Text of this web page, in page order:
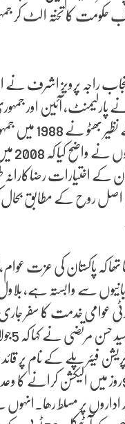
حکومت کا تختہ الٹ کر
راجہ پرویز اشرف نے
پارلیمنٹ، آئین اور
کمزورکیا،شہید
کی نئی
کے اختیارات رضاکارانہ
اصل روح کے مطابق بحال
تھا کہ پاکستان کی عزت
سے وابستہ ہے،
عوامی خدمت کا سفر
ہے۔جنرل
فیئر پلے کے نام پر
پر مسلط رھا۔انہوں